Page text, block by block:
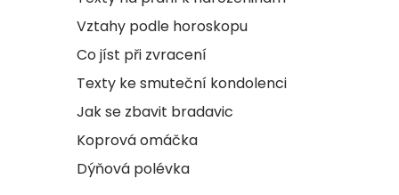
Vztahy podle horoskopu
Co jíst při zvracení
Texty ke smuteční kondolenci
Jak se zbavit bradavic
Koprová omáčka
Dýňová polévka